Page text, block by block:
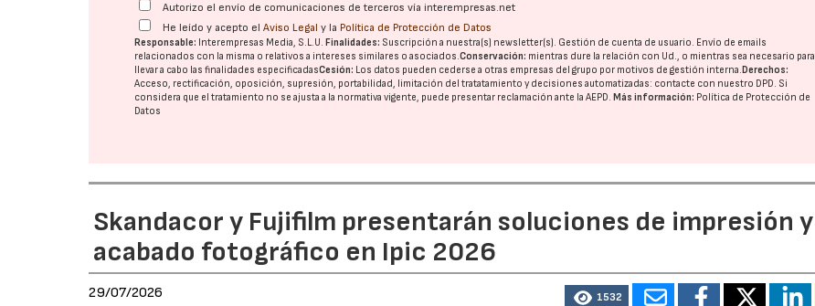
Autorizo el envío de comunicaciones de terceros vía interempresas.net
He leído y acepto elAviso Legal y la Política de Protección de Datos
Responsable: Interempresas Media, S.L.U. Finalidades: Suscripción a nuestra(s) newsletter(s). Gestión de cuenta de usuario. Envío de emails
relacionados con la misma o relativos a intereses similares o asociados.Conservación: mientras dure la relación con Ud., o mientras sea necesario para
llevar a cabo las finalidades especificadasCesión: Los datos pueden cederse a otras empresas del grupo por motivos de gestión interna. Derechos:
Acceso, rectificación, oposición, supresión, portabilidad, limitación del tratatamiento y decisiones automatizadas: contacte con nuestro DPD. Si
considera que el tratamiento no se ajusta a la normativa vigente, puede presentar reclamación ante laAEPD. Más información: Política de Protección de
Datos
Skandacor y Fujifilm presentarán soluciones de impresión y
acabado fotográfico en Ipic 2026
29/07/2026 1532